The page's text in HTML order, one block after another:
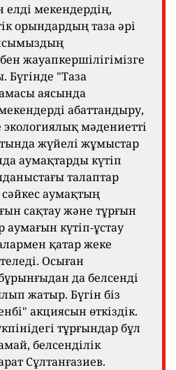
елді мекендердің,
орындардың таза әрі
жауапкершілігімізге
Бүгінде "Таза
аясында
абаттандыру,
мәдениетті
жүйелі жұмыстар
аумақтарды күтіп
талаптар
аумақтың
сақтау және тұрғын
аумағын күтіп-ұстау
қатар жеке
Осыған
да белсенді
жатыр. Бүгін біз
акциясын өткіздік.
тұрғындар бұл
белсенділік
Сұлтанғазиев.